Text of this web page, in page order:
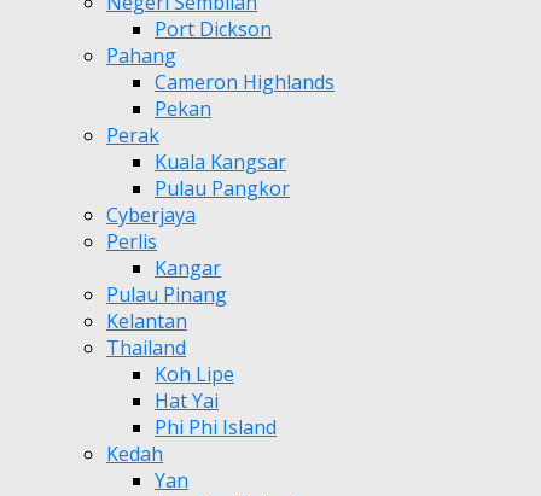
Port Dickson
Pahang
Cameron Highlands
Pekan
Perak
Kuala Kangsar
Pulau Pangkor
Cyberjaya
Perlis
Kangar
Pulau Pinang
Kelantan
Thailand
Koh Lipe
Hat Yai
Phi Phi Island
Kedah
Yan